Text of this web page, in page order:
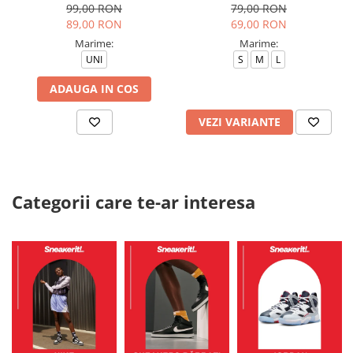
99,00 RON
89,00 RON
Marime:
UNI
ADAUGA IN COS
79,00 RON
69,00 RON
Marime:
S M L
VEZI VARIANTE
Categorii care te-ar interesa